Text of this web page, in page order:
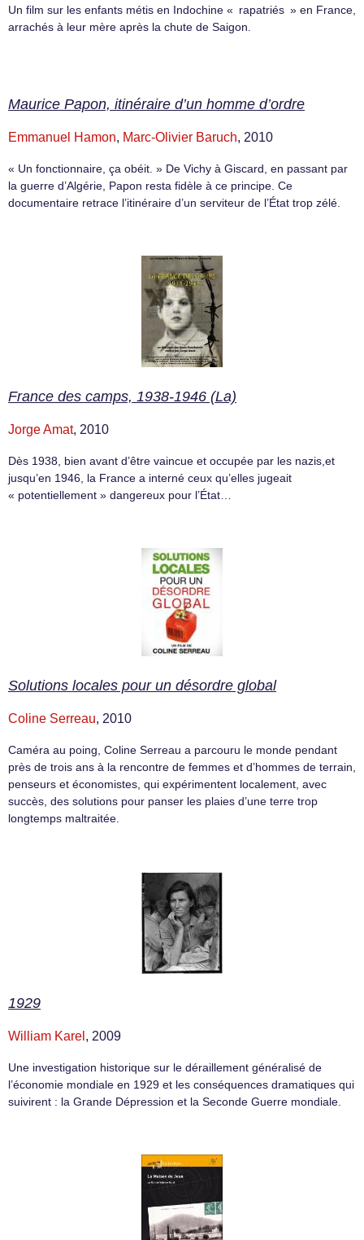
Un film sur les enfants métis en Indochine « rapatriés » en France,
arrachés à leur mère après la chute de Saigon.
Maurice Papon, itinéraire d’un homme d’ordre
Emmanuel Hamon, Marc-Olivier Baruch, 2010
« Un fonctionnaire, ça obéit. » De Vichy à Giscard, en passant par
la guerre d’Algérie, Papon resta fidèle à ce principe. Ce
documentaire retrace l’itinéraire d’un serviteur de l’État trop zélé.
France des camps, 1938-1946 (La)
Jorge Amat, 2010
Dès 1938, bien avant d’être vaincue et occupée par les nazis,et
jusqu’en 1946, la France a interné ceux qu’elles jugeait
« potentiellement » dangereux pour l’État…
Solutions locales pour un désordre global
Coline Serreau, 2010
Caméra au poing, Coline Serreau a parcouru le monde pendant
près de trois ans à la rencontre de femmes et d’hommes de terrain,
penseurs et économistes, qui expérimentent localement, avec
succès, des solutions pour panser les plaies d’une terre trop
longtemps maltraitée.
1929
William Karel , 2009
Une investigation historique sur le déraillement généralisé de
l’économie mondiale en 1929 et les conséquences dramatiques qui
suivirent : la Grande Dépression et la Seconde Guerre mondiale.